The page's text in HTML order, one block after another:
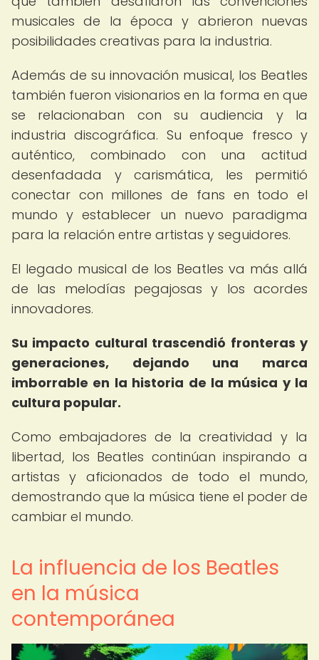
musicales de la época y abrieron nuevas
posibilidades creativas para la industria.
Además de su innovación musical, los Beatles
también fueron visionarios en la forma en que
se relacionaban con su audiencia y la
industria discográfica. Su enfoque fresco y
auténtico, combinado con una actitud
desenfadada y carismática, les permitió
conectar con millones de fans en todo el
mundo y establecer un nuevo paradigma
para la relación entre artistas y seguidores.
El legado musical de los Beatles va más allá
de las melodías pegajosas y los acordes
innovadores.
Su impacto cultural trascendió fronteras y
generaciones, dejando una marca
imborrable en la historia de la música y la
cultura popular.
Como embajadores de la creatividad y la
libertad, los Beatles continúan inspirando a
artistas y aficionados de todo el mundo,
demostrando que la música tiene el poder de
cambiar el mundo.
La influencia de los Beatles
en la música
contemporánea